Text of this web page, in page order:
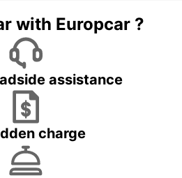
with Europcar ?
assistance
charge